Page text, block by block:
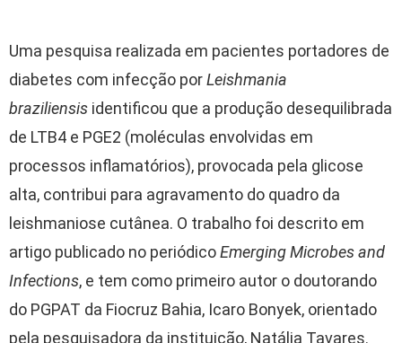
Uma pesquisa realizada em pacientes portadores de
diabetes com infecção porLeishmania
braziliensis identificou que a produção desequilibrada
de LTB4 e PGE2 (moléculas envolvidas em
processos inflamatórios), provocada pela glicose
alta, contribui para agravamento do quadro da
leishmaniose cutânea. O trabalho foi descrito em
artigo publicado no periódicoEmerging Microbes and
Infections, e tem como primeiro autor o doutorando
do PGPAT da Fiocruz Bahia, Icaro Bonyek, orientado
pela pesquisadora da instituição, Natália Tavares.